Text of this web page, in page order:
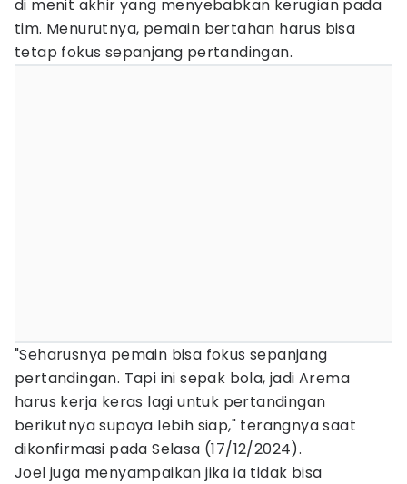
di menit akhir yang menyebabkan kerugian pada
tim. Menurutnya, pemain bertahan harus bisa
tetap fokus sepanjang pertandingan.
"Seharusnya pemain bisa fokus sepanjang
pertandingan. Tapi ini sepak bola, jadi Arema
harus kerja keras lagi untuk pertandingan
berikutnya supaya lebih siap," terangnya saat
dikonfirmasi pada Selasa (17/12/2024).
Joel juga menyampaikan jika ia tidak bisa